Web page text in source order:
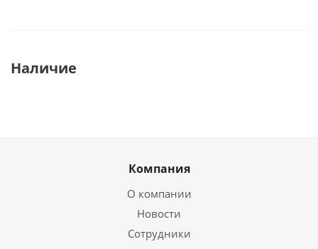
Наличие
Компания
О компании
Новости
Сотрудники